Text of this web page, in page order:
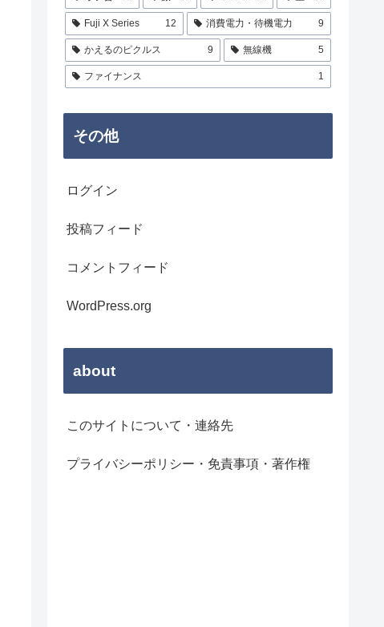
Fuji X Series 12 消費電力・待機電力 9
かえるのピクルス 9 無線機 5
ファイナンス 1
その他
ログイン
投稿フィード
コメントフィード
WordPress.org
about
このサイトについて・連絡先
プライバシーポリシー・免責事項・著作権